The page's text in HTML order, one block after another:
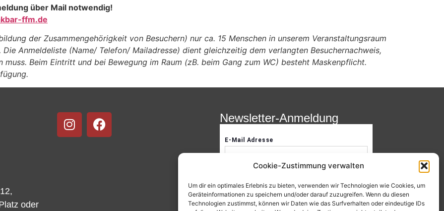
Cookie-Zustimmung verwalten
Um dir ein optimales Erlebnis zu bieten, verwenden wir Technologien wie Cookies, um
Geräteinformationen zu speichern und/oder darauf zuzugreifen. Wenn du diesen
Technologien zustimmst, können wir Daten wie das Surfverhalten oder eindeutige IDs
über Mail notwendig!
ffm.de
der Zusammengehörigkeit von Besuchern) nur ca. 15 Menschen in unserem Veranstaltungsraum
Anmeldeliste (Name/ Telefon/ Mailadresse) dient gleichzeitig dem verlangten Besuchernachweis,
Beim Eintritt und bei Bewegung im Raum (zB. beim Gang zum WC) besteht Maskenpflicht.
oder
Newsletter-Anmeldung